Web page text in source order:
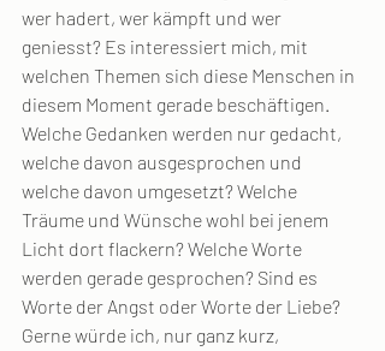
wer hadert, wer kämpft und wer
geniesst? Es interessiert mich, mit
welchen Themen sich diese Menschen in
diesem Moment gerade beschäftigen.
Welche Gedanken werden nur gedacht,
welche davon ausgesprochen und
welche davon umgesetzt? Welche
Träume und Wünsche wohl bei jenem
Licht dort flackern? Welche Worte
werden gerade gesprochen? Sind es
Worte der Angst oder Worte der Liebe?
Gerne würde ich, nur ganz kurz,